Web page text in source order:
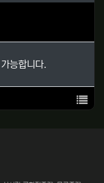
능합니다.
목록